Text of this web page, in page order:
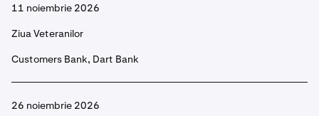
11 noiembrie 2026
Ziua Veteranilor
Customers Bank, Dart Bank
26 noiembrie 2026